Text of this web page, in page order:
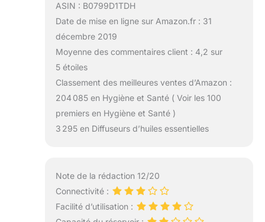
ASIN : B0799D1TDH
Date de mise en ligne sur Amazon.fr : 31
décembre 2019
Moyenne des commentaires client : 4,2 sur
5 étoiles
Classement des meilleures ventes d’Amazon :
204 085 en Hygiène et Santé ( Voir les 100
premiers en Hygiène et Santé )
3 295 en Diffuseurs d’huiles essentielles
Note de la rédaction 12/20
Connectivité :
Facilité d’utilisation :